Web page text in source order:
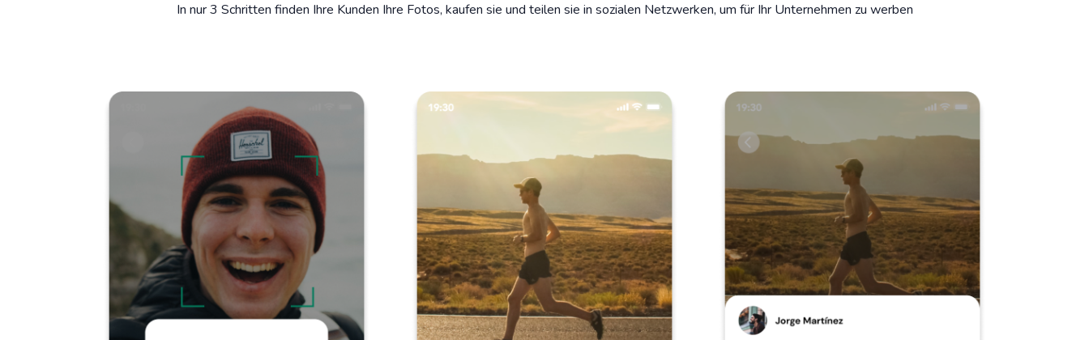
In nur 3 Schritten finden Ihre Kunden Ihre Fotos, kaufen sie und teilen sie in sozialen Netzwerken, um für Ihr Unternehmen zu werben